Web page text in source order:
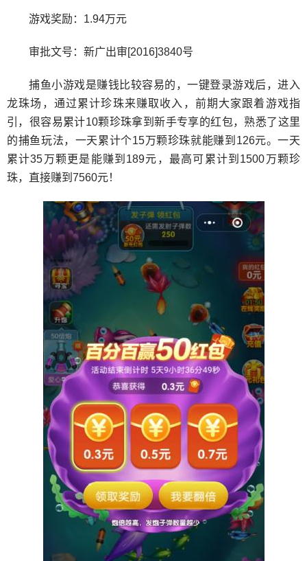
游戏奖励：1.94万元
审批文号：新广出审[2016]3840号
捕鱼小游戏是赚钱比较容易的，一键登录游戏后，进入
龙珠场，通过累计珍珠来赚取收入，前期大家跟着游戏指
引，很容易累计10颗珍珠拿到新手专享的红包，熟悉了这里
的捕鱼玩法，一天累计个15万颗珍珠就能赚到126元。一天
累计35万颗更是能赚到189元，最高可累计到1500万颗珍
珠，直接赚到7560元！